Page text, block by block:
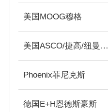
美国MOOG穆格
美国ASCO/捷高/纽曼蒂克
Phoenix菲尼克斯
德国E+H恩德斯豪斯